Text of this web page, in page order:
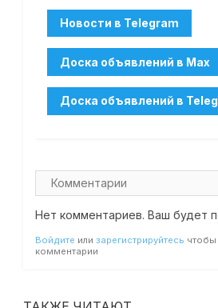
Нет комментариев. Ваш будет
Войдите или зарегистрируйтесь чтобы
комментарии